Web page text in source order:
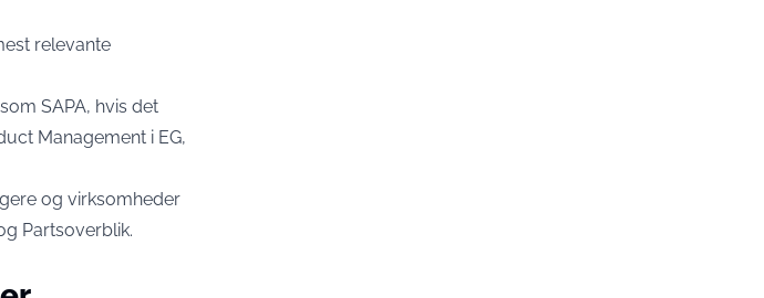
relevante
SAPA, hvis det
Management i EG,
og virksomheder
Partsoverblik.